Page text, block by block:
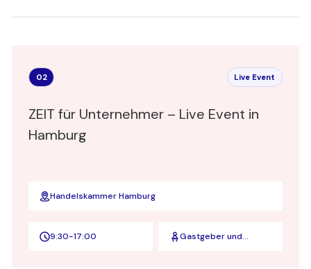
02 Live Event
ZEIT für Unternehmer – Live Event in
Hamburg
Handelskammer Hamburg
9:30-17:00
Gastgeber und